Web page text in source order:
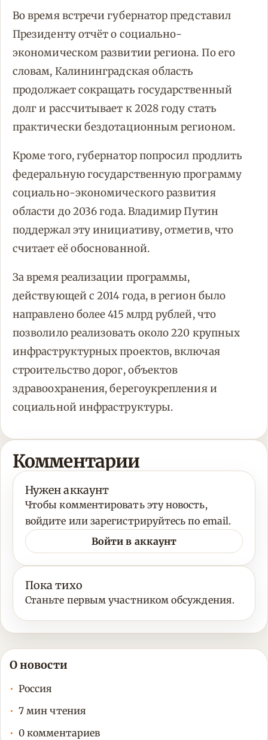
Во время встречи губернатор представил
Президенту отчёт о социально-
экономическом развитии региона. По его
словам, Калининградская область
продолжает сокращать государственный
долг и рассчитывает к 2028 году стать
практически бездотационным регионом.
Кроме того, губернатор попросил продлить
федеральную государственную программу
социально-экономического развития
области до 2036 года. Владимир Путин
поддержал эту инициативу, отметив, что
считает её обоснованной.
За время реализации программы,
действующей с 2014 года, в регион было
направлено более 415 млрд рублей, что
позволило реализовать около 220 крупных
инфраструктурных проектов, включая
строительство дорог, объектов
здравоохранения, берегоукрепления и
социальной инфраструктуры.
Комментарии
Нужен аккаунт
Чтобы комментировать эту новость,
войдите или зарегистрируйтесь по email.
Войти в аккаунт
Пока тихо
Станьте первым участником обсуждения.
О новости
Россия
7 мин чтения
0 комментариев